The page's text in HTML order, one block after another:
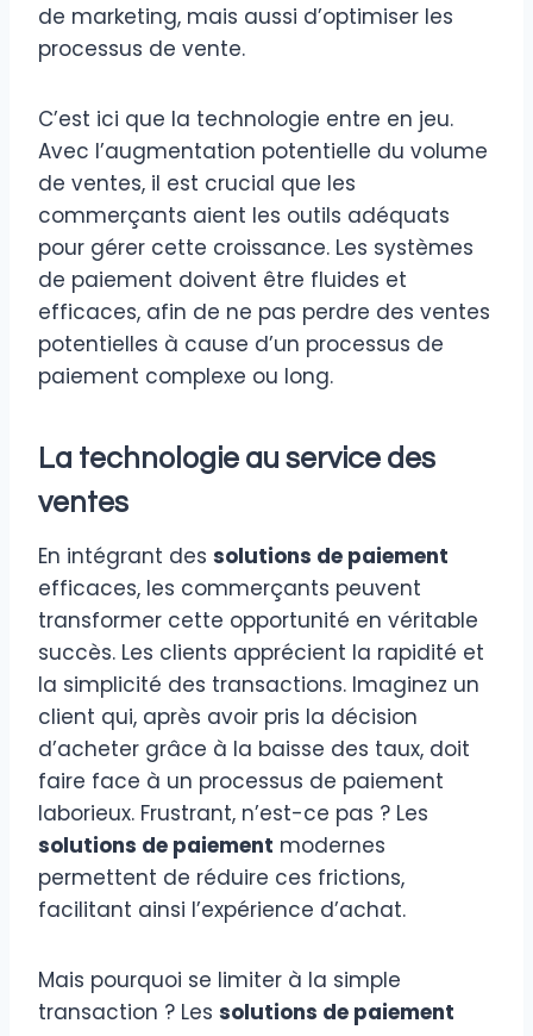
de marketing, mais aussi d’optimiser les
processus de vente.
C’est ici que la technologie entre en jeu.
Avec l’augmentation potentielle du volume
de ventes, il est crucial que les
commerçants aient les outils adéquats
pour gérer cette croissance. Les systèmes
de paiement doivent être fluides et
efficaces, afin de ne pas perdre des ventes
potentielles à cause d’un processus de
paiement complexe ou long.
La technologie au service des
ventes
En intégrant des solutions de paiement
efficaces, les commerçants peuvent
transformer cette opportunité en véritable
succès. Les clients apprécient la rapidité et
la simplicité des transactions. Imaginez un
client qui, après avoir pris la décision
d’acheter grâce à la baisse des taux, doit
faire face à un processus de paiement
laborieux. Frustrant, n’est-ce pas ? Les
solutions de paiement modernes
permettent de réduire ces frictions,
facilitant ainsi l’expérience d’achat.
Mais pourquoi se limiter à la simple
transaction ? Les solutions de paiement